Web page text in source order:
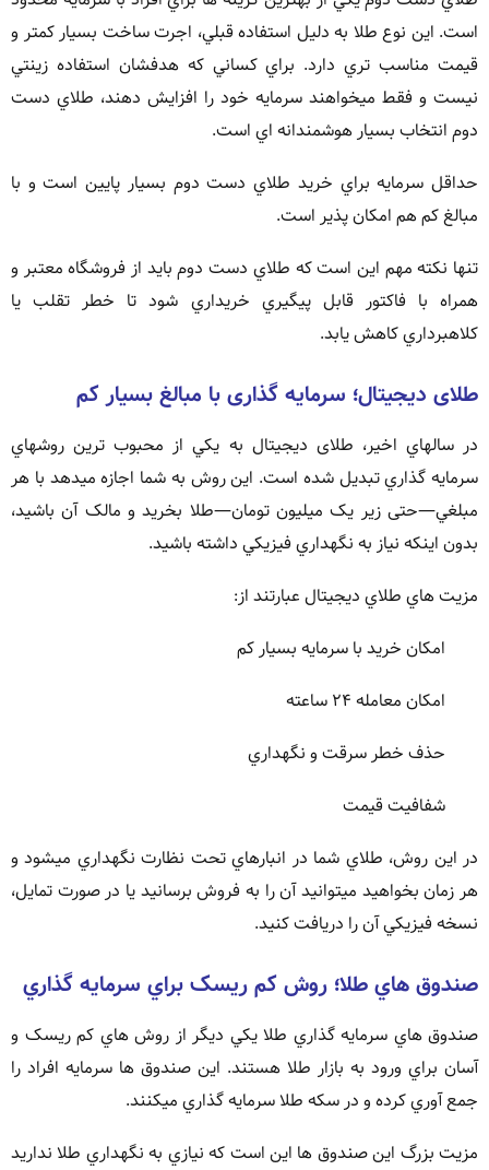
است. اين نوع طلا به دليل استفاده قبلي، اجرت ساخت بسيار کمتر و
قيمت مناسب تري دارد. براي کساني که هدفشان استفاده زينتي
نيست و فقط ميخواهند سرمايه خود را افزايش دهند، طلاي دست
دوم انتخاب بسيار هوشمندانه اي است.
حداقل سرمايه براي خريد طلاي دست دوم بسيار پايين است و با
مبالغ کم هم امکان پذير است.
تنها نکته مهم اين است که طلاي دست دوم بايد از فروشگاه معتبر و
همراه با فاکتور قابل پيگيري خريداري شود تا خطر تقلب يا
کلاهبرداري کاهش يابد.
طلای دیجیتال؛ سرمایه گذاری با مبالغ بسیار کم
در سالهاي اخير، طلای دیجیتال به يکي از محبوب ترين روشهاي
سرمايه گذاري تبديل شده است. اين روش به شما اجازه ميدهد با هر
مبلغي—حتی زير يک ميليون تومان—طلا بخريد و مالک آن باشيد،
بدون اينکه نياز به نگهداري فيزيکي داشته باشيد.
مزيت هاي طلاي ديجيتال عبارتند از:
امکان خريد با سرمايه بسيار کم
امکان معامله ۲۴ ساعته
حذف خطر سرقت و نگهداري
شفافيت قيمت
در اين روش، طلاي شما در انبارهاي تحت نظارت نگهداري ميشود و
هر زمان بخواهيد ميتوانيد آن را به فروش برسانيد يا در صورت تمايل،
نسخه فيزيکي آن را دريافت کنيد.
صندوق هاي طلا؛ روش کم ريسک براي سرمايه گذاري
صندوق هاي سرمايه گذاري طلا يکي ديگر از روش هاي کم ريسک و
آسان براي ورود به بازار طلا هستند. اين صندوق ها سرمايه افراد را
جمع آوري کرده و در سکه طلا سرمايه گذاري ميکنند.
مزيت بزرگ اين صندوق ها اين است که نيازي به نگهداري طلا نداريد